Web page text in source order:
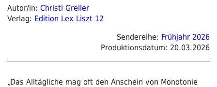
Autor/in: Christl Greller
Verlag: Edition Lex Liszt 12
Sendereihe: Frühjahr 2026
Produktionsdatum: 20.03.2026
„Das Alltägliche mag oft den Anschein von Monotonie